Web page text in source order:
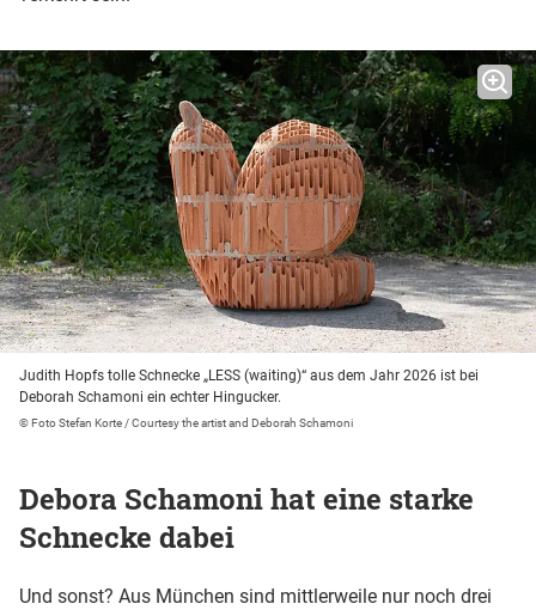
Judith Hopfs tolle Schnecke „LESS (waiting)“ aus dem Jahr 2026 ist bei
Deborah Schamoni ein echter Hingucker.
© Foto Stefan Korte / Courtesy the artist and Deborah Schamoni
Debora Schamoni hat eine starke
Schnecke dabei
Und sonst? Aus München sind mittlerweile nur noch drei